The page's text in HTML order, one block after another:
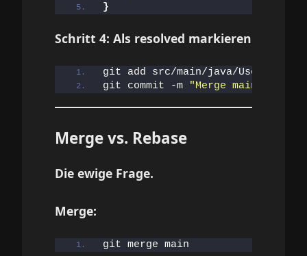
}
Schritt 4: Als resolved markieren
git add src/main/java/
git commit -m
"Merge main into
Merge vs. Rebase
Die ewige Frage.
Merge:
git merge main